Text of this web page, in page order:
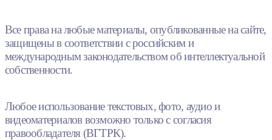
Все права на любые материалы, опубликованные на сайте,
защищены в соответствии с российским и
международным законодательством об интеллектуальной
собственности.
Любое использование текстовых, фото, аудио и
видеоматериалов возможно только с согласия
правообладателя (ВГТРК).